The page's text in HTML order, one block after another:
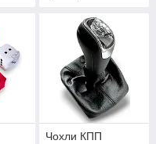
українською
символікою
Чохли КПП